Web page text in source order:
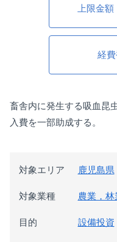
上限金
経
畜舎内に発生する吸血昆
入費を一部助成する。
対象エリア 鹿児島県
対象業種 農業，林
目的 設備投資